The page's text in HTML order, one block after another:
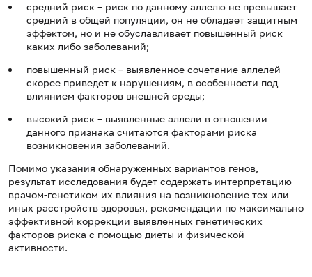
средний риск – риск по данному аллелю не превышает
средний в общей популяции, он не обладает защитным
эффектом, но и не обуславливает повышенный риск
каких либо заболеваний;
повышенный риск – выявленное сочетание аллелей
скорее приведет к нарушениям, в особенности под
влиянием факторов внешней среды;
высокий риск – выявленные аллели в отношении
данного признака считаются факторами риска
возникновения заболеваний.
Помимо указания обнаруженных вариантов генов,
результат исследования будет содержать интерпретацию
врачом-генетиком их влияния на возникновение тех или
иных расстройств здоровья, рекомендации по максимально
эффективной коррекции выявленных генетических
факторов риска с помощью диеты и физической
активности.